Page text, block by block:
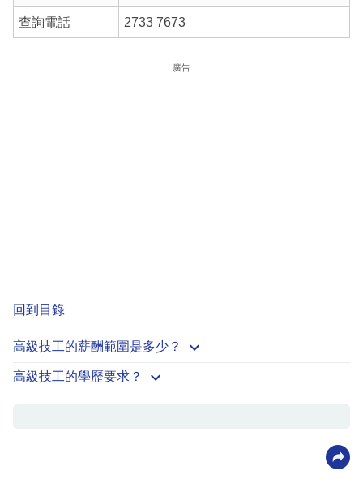
查詢電話 2733 7673
廣告
回到目錄
高級技工的薪酬範圍是多少？
高級技工的學歷要求？